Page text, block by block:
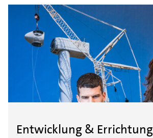
Entwicklung & Errichtung